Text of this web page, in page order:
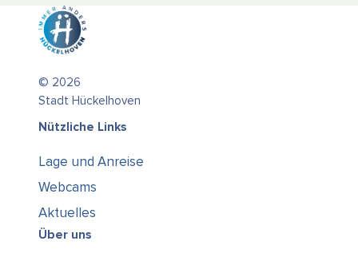
© 2026
Stadt Hückelhoven
Nützliche Links
Lage und Anreise
Webcams
Aktuelles
Über uns